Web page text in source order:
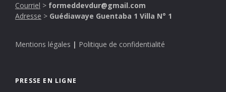
Courriel > formeddevdur@gmail.com
Adresse > Guédiawaye Guentaba 1 Villa N° 1
Mentions légales | Politique de confidentialité
PRESSE EN LIGNE